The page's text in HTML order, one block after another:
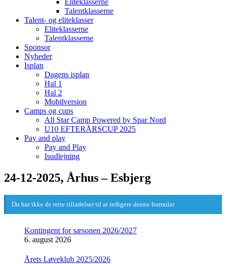
Eliteklasserne
Talentklasserne
Talent- og eliteklasser
Eliteklasserne
Talentklasserne
Sponsor
Nyheder
Isplan
Dagens isplan
Hal 1
Hal 2
Mobilversion
Camps og cups
All Star Camp Powered by Spar Nord
U10 EFTERÅRSCUP 2025
Pay and play
Pay and Play
Isudlejning
24-12-2025, Århus – Esbjerg
Du har ikke de rette tilladelser til at redigere denne formular
Kontingent for sæsonen 2026/2027
6. august 2026
Årets Løveklub 2025/2026